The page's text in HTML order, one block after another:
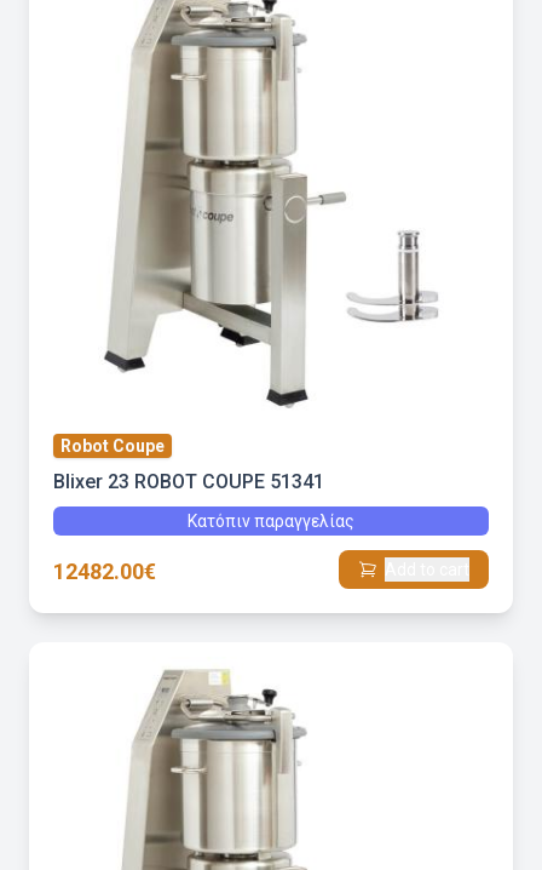
Robot Coupe
Blixer 23 ROBOT COUPE 51341
Κατόπιν παραγγελίας
12482.00€